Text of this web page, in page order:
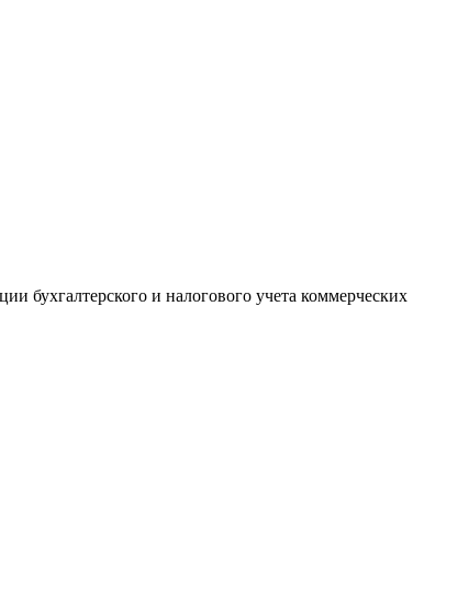
бухгалтерского и налогового учета коммерческих